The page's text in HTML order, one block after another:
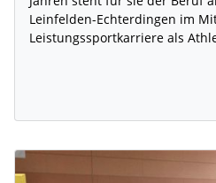
Leinfelden-Echterdingen im
Leistungssportkarriere als